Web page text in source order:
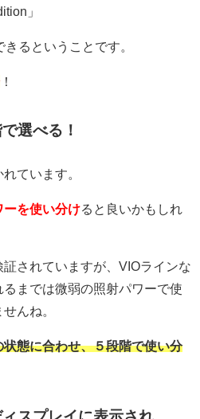
」
きるということです。
！
選べる！
ています。
ーを使い分けると良いかもしれ
されていますが、VIOラインな
までは微弱の照射パワーで使
んね。
状態に合わせ、５段階で使い分